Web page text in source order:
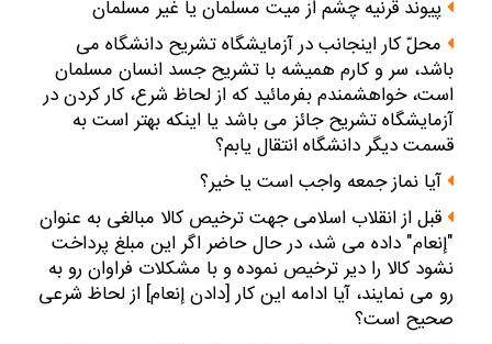
پيوند قرنيه چشم از ميت مسلمان يا غير مسلمان
محلّ كار اينجانب در آزمايشگاه تشريح دانشگاه مى‏
باشد، سر و كارم هميشه با تشريح جسد انسان مسلمان
است، خواهشمندم بفرمائيد كه از لحاظ شرع، كار كردن در
آزمايشگاه تشريح جائز مى ‏باشد يا اينكه بهتر است به
قسمت ديگر دانشگاه انتقال يابم؟
آيا نماز جمعه واجب است يا خير؟
قبل از انقلاب اسلامى جهت ترخيص كالا مبالغى به عنوان
"إنعام" داده مى‏ شد، در حال حاضر اگر اين مبلغ پرداخت
نشود كالا را دير ترخيص نموده و با مشكلات فراوان رو به
رو مى ‏نمايند، آيا ادامه اين كار [دادن إنعام‏] از لحاظ شرعى
صحيح است؟